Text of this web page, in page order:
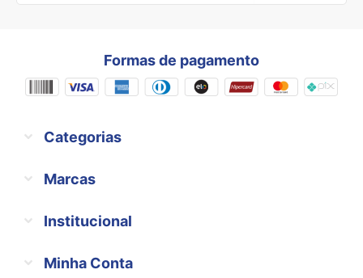
Formas de pagamento
Categorias
Marcas
Institucional
Minha Conta